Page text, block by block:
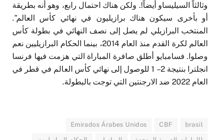
وثالثاً السيليساو أيضاً!. ولكن هناك احتمال رابع، وهو أنه بطريقة
أو بأخرى سيكون هناك برازيليون في نهائي كأس العالم”.
المنتخب البرازيلي لم يصل إلى نصف النهائي في بطولة كأس
العالم لكرة القدم منذ العام 2014، بينما الحكام البرازيليين نعم
وصلوا. فسامبايو أطلق صافرة المباراة التي هزمت فيها فرنسا
انجلترا بنتيجة 2 – 1 للوصول إلى نهائي كأس العالم في قطر في
العام 2022 ضد الارجنتين التي توجت بالبطولة.
brasil
CBF
Emirados Árabes Unidos